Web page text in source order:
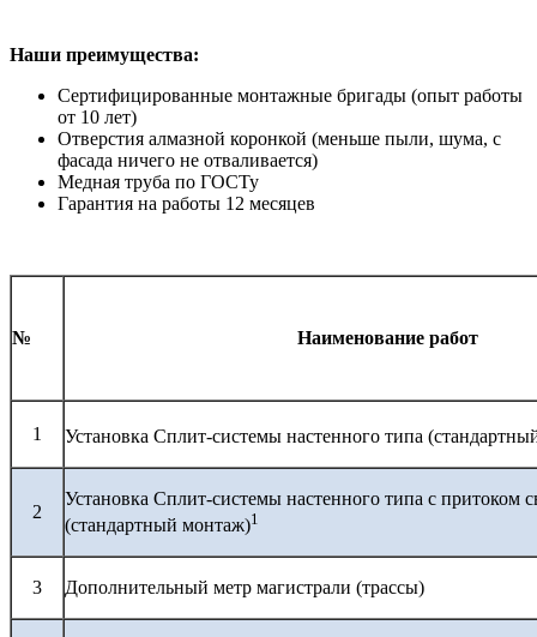
Наши преимущества:
Сертифицированные монтажные бригады (опыт работы
от 10 лет)
Отверстия алмазной коронкой (меньше пыли, шума, с
фасада ничего не отваливается)
Медная труба по ГОСТу
Гарантия на работы 12 месяцев
№ Наименование работ
1 Установка Сплит-системы настенного типа
2
Установка Сплит-системы настенного типа с притоком
(стандартный монтаж)1
3 Дополнительный метр магистрали (трассы)